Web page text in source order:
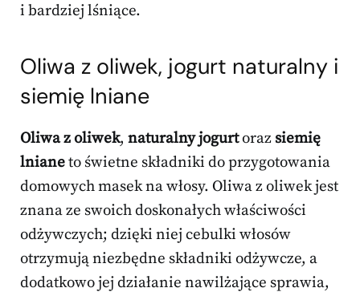
i bardziej lśniące.
Oliwa z oliwek, jogurt naturalny i
siemię lniane
Oliwa z oliwek, naturalny jogurtoraz siemię
lnianeto świetne składniki do przygotowania
domowych masek na włosy. Oliwa z oliwek jest
znana ze swoich doskonałych właściwości
odżywczych; dzięki niej cebulki włosów
otrzymują niezbędne składniki odżywcze, a
dodatkowo jej działanie nawilżające sprawia,